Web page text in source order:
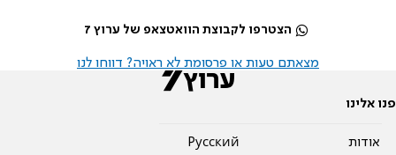
הצטרפו לקבוצת הוואטצאפ של ערוץ 7
מצאתם טעות או פרסומת לא ראויה? דווחו לנו
פנו אלינו
אודות
Pусский